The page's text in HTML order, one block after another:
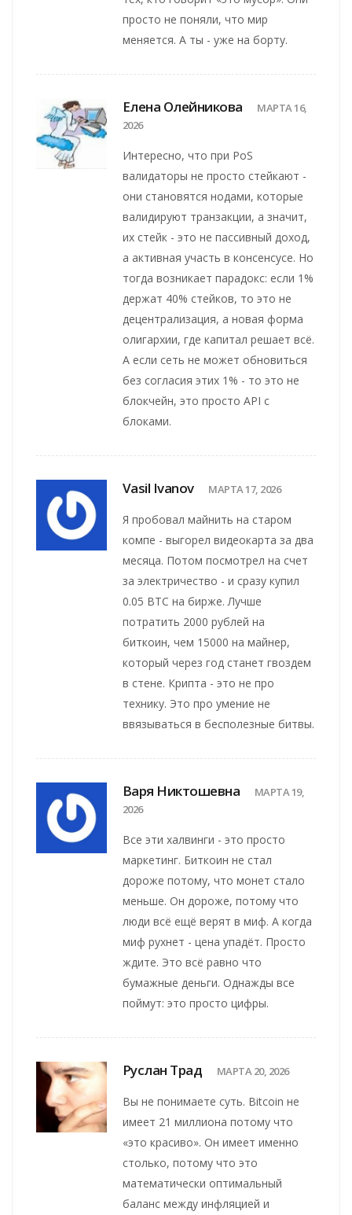
просто не поняли, что мир
меняется. А ты - уже на борту.
Елена Олейникова
МАРТА 16,
2026
Интересно, что при PoS
валидаторы не просто стейкают -
они становятся нодами, которые
валидируют транзакции, а значит,
их стейк - это не пассивный доход,
а активная участь в консенсусе. Но
тогда возникает парадокс: если 1%
держат 40% стейков, то это не
децентрализация, а новая форма
олигархии, где капитал решает всё.
А если сеть не может обновиться
без согласия этих 1% - то это не
блокчейн, это просто API с
блоками.
Vasil Ivanov МАРТА 17, 2026
Я пробовал майнить на старом
компе - выгорел видеокарта за два
месяца. Потом посмотрел на счет
за электричество - и сразу купил
0.05 BTC на бирже. Лучше
потратить 2000 рублей на
биткоин, чем 15000 на майнер,
который через год станет гвоздем
в стене. Крипта - это не про
технику. Это про умение не
ввязываться в бесполезные битвы.
Варя Никтошевна
МАРТА 19,
2026
Все эти халвинги - это просто
маркетинг. Биткоин не стал
дороже потому, что монет стало
меньше. Он дороже, потому что
люди всё ещё верят в миф. А когда
миф рухнет - цена упадёт. Просто
ждите. Это всё равно что
бумажные деньги. Однажды все
поймут: это просто цифры.
Руслан Трад МАРТА 20, 2026
Вы не понимаете суть. Bitcoin не
имеет 21 миллиона потому что
«это красиво». Он имеет именно
столько, потому что это
математически оптимальный
баланс между инфляцией и